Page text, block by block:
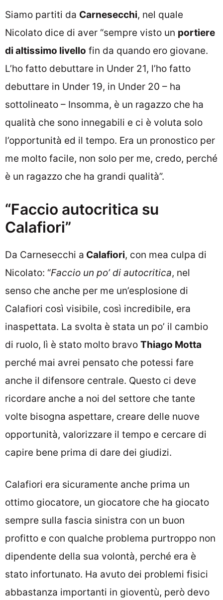
Siamo partiti da Carnesecchi, nel quale
Nicolato dice di aver “sempre visto un portiere
di altissimo livello fin da quando ero giovane.
L’ho fatto debuttare in Under 21, l’ho fatto
debuttare in Under 19, in Under 20 – ha
sottolineato – Insomma, è un ragazzo che ha
qualità che sono innegabili e ci è voluta solo
l’opportunità ed il tempo. Era un pronostico per
me molto facile, non solo per me, credo, perché
è un ragazzo che ha grandi qualità”.
“Faccio autocritica su
Calafiori”
Da Carnesecchi a Calafiori, con mea culpa di
Nicolato: “Faccio un po’ di autocritica, nel
senso che anche per me un’esplosione di
Calafiori così visibile, così incredibile, era
inaspettata. La svolta è stata un po’ il cambio
di ruolo, lì è stato molto bravo Thiago Motta
perché mai avrei pensato che potessi fare
anche il difensore centrale. Questo ci deve
ricordare anche a noi del settore che tante
volte bisogna aspettare, creare delle nuove
opportunità, valorizzare il tempo e cercare di
capire bene prima di dare dei giudizi.
Calafiori era sicuramente anche prima un
ottimo giocatore, un giocatore che ha giocato
sempre sulla fascia sinistra con un buon
profitto e con qualche problema purtroppo non
dipendente della sua volontà, perché era è
stato infortunato. Ha avuto dei problemi fisici
abbastanza importanti in gioventù, però devo